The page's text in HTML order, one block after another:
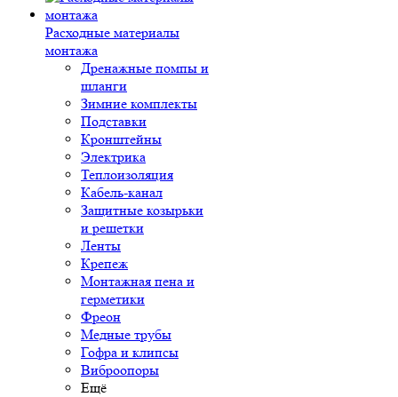
Расходные материалы
монтажа
Дренажные помпы и
шланги
Зимние комплекты
Подставки
Кронштейны
Электрика
Теплоизоляция
Кабель-канал
Защитные козырьки
и решетки
Ленты
Крепеж
Монтажная пена и
герметики
Фреон
Медные трубы
Гофра и клипсы
Виброопоры
Ещё